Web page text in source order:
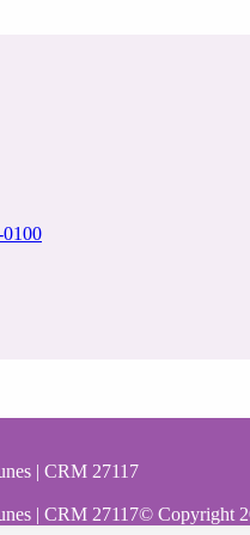
| CRM 27117
| CRM 27117© Copyright